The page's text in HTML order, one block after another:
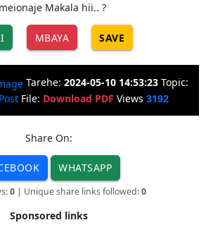
Makala hii.. ?
MBAYA SAVE
Tarehe: 2024-05-10 14:53:23 Topic:
PostFile: Download PDF Views 3192
Share On:
WHATSAPP
0| Unique share links followed:0
Sponsored links